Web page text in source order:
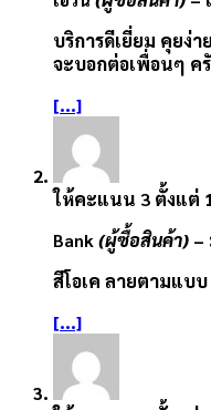
บริการดีเยี่ยม คุยง่
จะบอกต่อเพื่อนๆ ค
[...]
ให้คะแนน 3 ตั้งแต่
Bank (ผู้ซื้อสินค้า) –
สีโอเค ลายตามแบ
[...]